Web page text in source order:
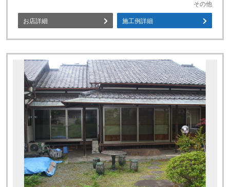
その他
お店詳細 施工例詳細